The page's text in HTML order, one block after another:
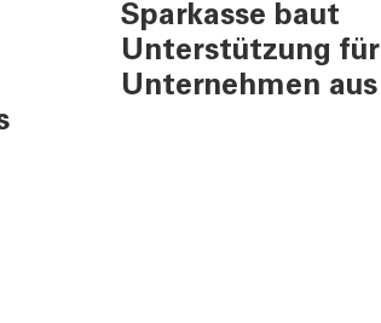
KONTAKT
Informationen
Sparkasse baut
Unterstützung für
Unternehmen aus